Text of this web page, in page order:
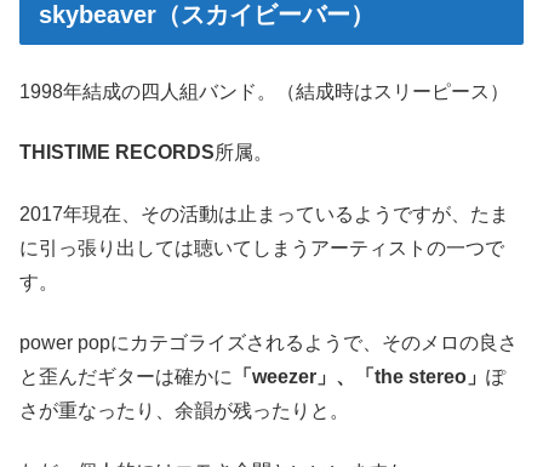
skybeaver（スカイビーバー）
1998年結成の四人組バンド。（結成時はスリーピース）
THISTIME RECORDS所属。
2017年現在、その活動は止まっているようですが、たま
に引っ張り出しては聴いてしまうアーティストの一つで
す。
power popにカテゴライズされるようで、そのメロの良さ
と歪んだギターは確かに
「weezer」、「the stereo」 ぽ
さが重なったり、余韻が残ったりと。